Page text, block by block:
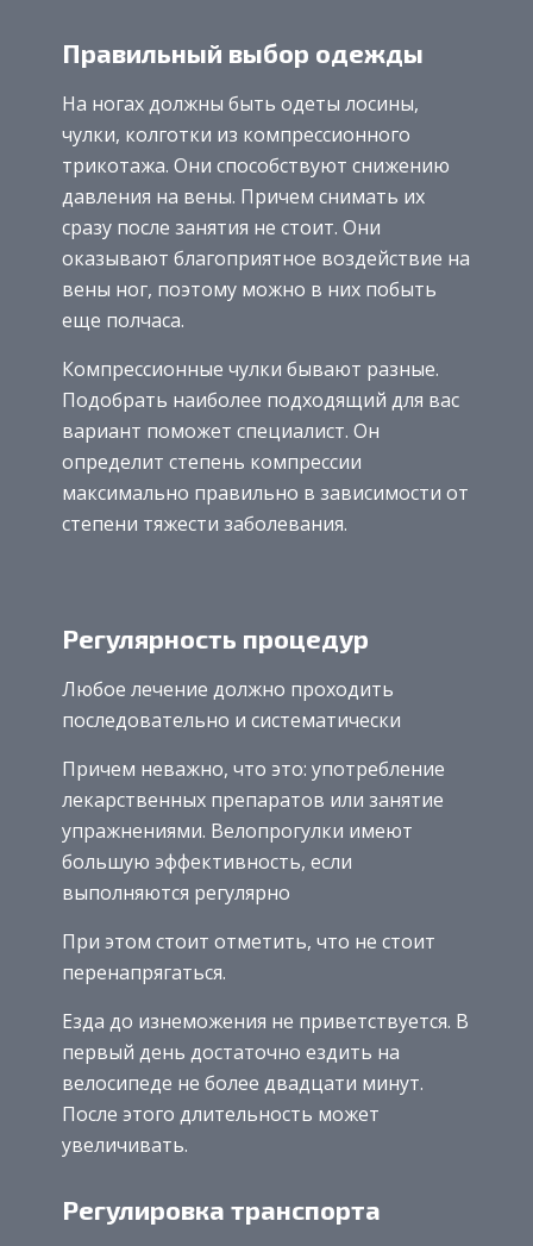
Правильный выбор одежды
На ногах должны быть одеты лосины,
чулки, колготки из компрессионного
трикотажа. Они способствуют снижению
давления на вены. Причем снимать их
сразу после занятия не стоит. Они
оказывают благоприятное воздействие на
вены ног, поэтому можно в них побыть
еще полчаса.
Компрессионные чулки бывают разные.
Подобрать наиболее подходящий для вас
вариант поможет специалист. Он
определит степень компрессии
максимально правильно в зависимости от
степени тяжести заболевания.
Регулярность процедур
Любое лечение должно проходить
последовательно и систематически
Причем неважно, что это: употребление
лекарственных препаратов или занятие
упражнениями. Велопрогулки имеют
большую эффективность, если
выполняются регулярно
При этом стоит отметить, что не стоит
перенапрягаться.
Езда до изнеможения не приветствуется. В
первый день достаточно ездить на
велосипеде не более двадцати минут.
После этого длительность может
увеличивать.
Регулировка транспорта